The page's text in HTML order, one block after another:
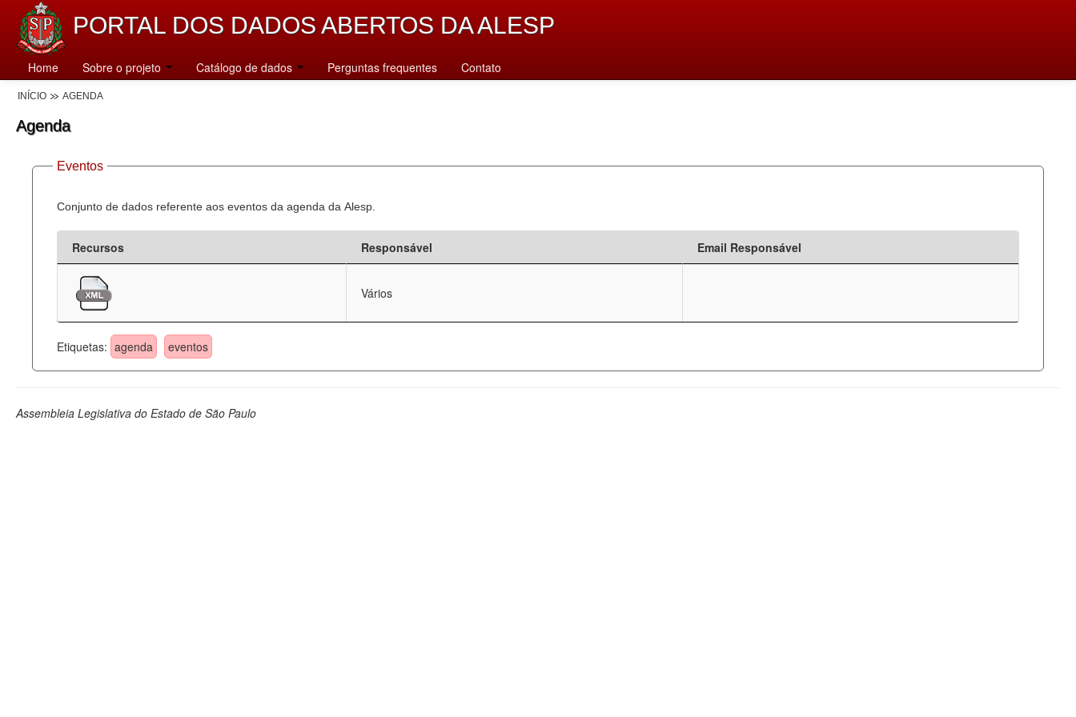
PORTAL DOS DADOS ABERTOS DA ALESP
Home Sobre o projeto Catálogo de dados Perguntas frequentes Contato
INÍCIO AGENDA
Agenda
Eventos
Conjunto de dados referente aos eventos da agenda da Alesp.
Recursos Responsável Email Responsável
Vários
Etiquetas: agenda eventos
Assembleia Legislativa do Estado de São Paulo